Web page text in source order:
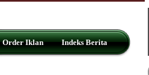
Order Iklan Indeks Berita